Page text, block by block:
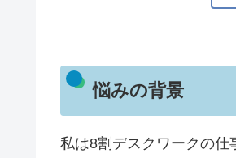
悩みの背景
私は8割デスクワークの仕